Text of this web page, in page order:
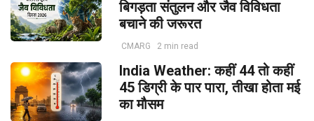
बिगड़ता संतुलन और जैव विविधता
बचाने की जरूरत
CMARG 2 min read
India Weather: कहीं 44 तो कहीं
45 डिग्री के पार पारा, तीखा होता मई
का मौसम